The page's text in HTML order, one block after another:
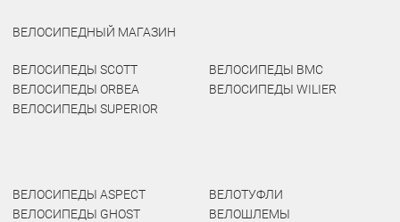
ВЕЛОСИПЕДНЫЙ МАГАЗИН
ВЕЛОСИПЕДЫ SCOTT
ВЕЛОСИПЕДЫ ORBEA
ВЕЛОСИПЕДЫ SUPERIOR
ВЕЛОСИПЕДЫ BMC
ВЕЛОСИПЕДЫ WILIER
ВЕЛОСИПЕДЫ ASPECT
ВЕЛОСИПЕДЫ GHOST
ВЕЛОТУФЛИ
ВЕЛОШЛЕМЫ